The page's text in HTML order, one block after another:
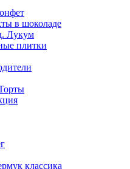
в шоколаде
Лукум
плитки
классика